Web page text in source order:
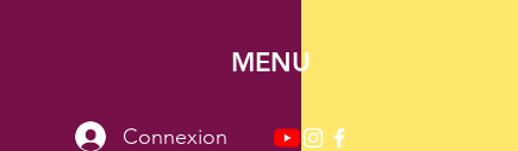
Connexion
MENU